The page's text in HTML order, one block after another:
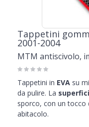
Tappetini
2001-2004
MTM antiscivolo,
Tappetini in EVA su
da pulire. La
sporco, con un tocco
abitacolo.